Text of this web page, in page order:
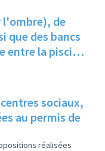
l'ombre), de
que des bancs
entre la piscine
sociaux,
au permis de
réalisées